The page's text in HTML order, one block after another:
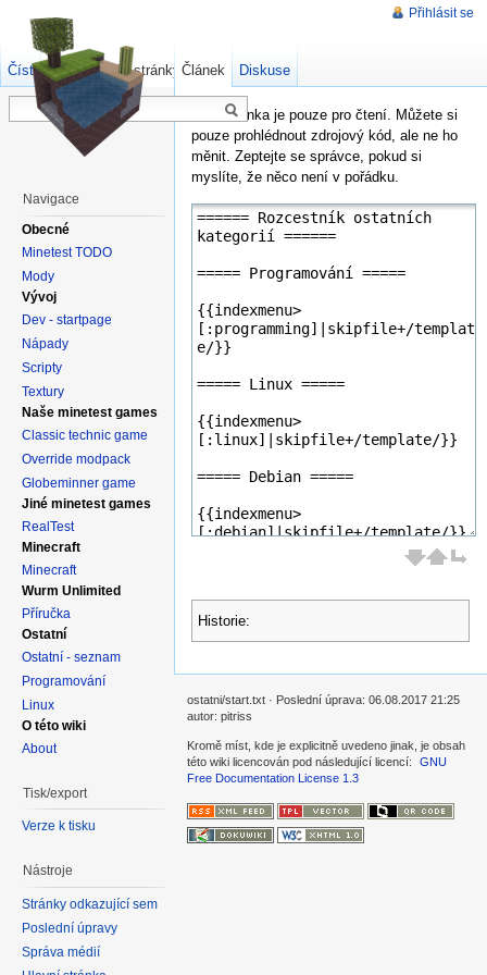
Tato stránka je pouze pro čtení. Můžete si
pouze prohlédnout zdrojový kód, ale ne ho
měnit. Zeptejte se správce, pokud si
myslíte, že něco není v pořádku.
Historie:
Přihlásit se
Článek Diskuse
Číst Zdrojový kód stránky Starší verze
Navigace
Obecné
Minetest TODO
Mody
Vývoj
Dev - startpage
Nápady
Scripty
Textury
Naše minetest games
Classic technic game
Override modpack
Globeminner game
Jiné minetest games
RealTest
Minecraft
Minecraft
Wurm Unlimited
Příručka
Ostatní
Ostatní - seznam
Programování
Linux
O této wiki
About
Tisk/export
Verze k tisku
Nástroje
Stránky odkazující sem
Poslední úpravy
Správa médií
ostatni/start.txt · Poslední úprava: 06.08.2017 21:25
autor: pitriss
Kromě míst, kde je explicitně uvedeno jinak, je obsah
této wiki licencován pod následující licencí:
GNU
Free Documentation License 1.3